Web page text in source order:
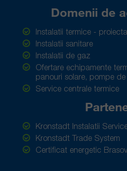
Domenii de
Instalatii termice -
Instalatii sanitare
Instalatii de gaz
Ofertare echipamente
panouri solare, pompe
Service centrale termice
Kronstadt Instalatii
Kronstadt Trade System
Certificat energetic